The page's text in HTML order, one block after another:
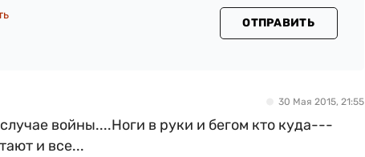
ОТПРАВИТЬ
30 Мая 2015, 21:55
войны....Ноги в руки и бегом кто куда---
и все...